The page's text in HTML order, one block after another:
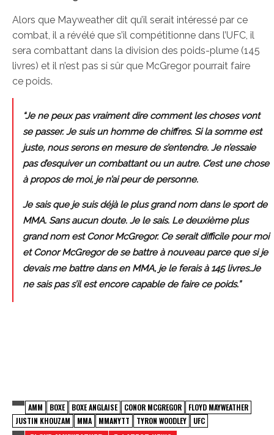
Alors que Mayweather dit qu’il serait intéressé par ce
combat, il a révélé que s’il compétitionne dans l’UFC, il
sera combattant dans la division des poids-plume (145
livres) et il n’est pas si sûr que McGregor pourrait faire
ce poids.
“Je ne peux pas vraiment dire comment les choses vont
se passer. Je suis un homme de chiffres. Si la somme est
juste, nous serons en mesure de s’entendre. Je n’essaie
pas d’esquiver un combattant ou un autre. C’est une chose
à propos de moi, je n’ai peur de personne.
Je sais que je suis déjà le plus grand nom dans le sport de
MMA. Sans aucun doute. Je le sais. Le deuxième plus
grand nom est Conor McGregor. Ce serait difficile pour moi
et Conor McGregor de se battre à nouveau parce que si je
devais me battre dans en MMA, je le ferais à 145 livres.Je
ne sais pas s’il est encore capable de faire ce poids.”
AMM BOXE BOXE ANGLAISE CONOR MCGREGOR
FLOYD MAYWEATHER
JUSTIN KHOUZAM
MMA MMANYTT TYRON WOODLEY UFC